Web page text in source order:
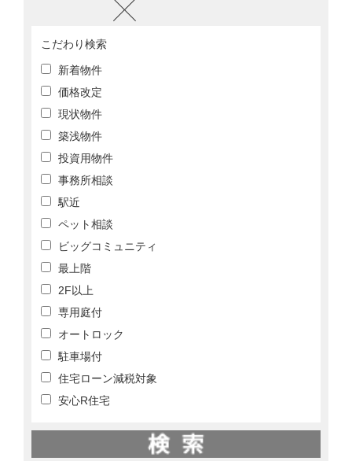
こだわり検索
新着物件
価格改定
現状物件
築浅物件
投資用物件
事務所相談
駅近
ペット相談
ビッグコミュニティ
最上階
2F以上
専用庭付
オートロック
駐車場付
住宅ローン減税対象
安心R住宅